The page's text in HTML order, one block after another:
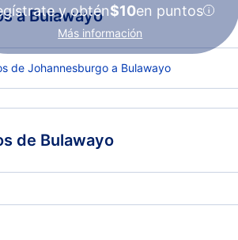
y obtén$10en puntos
Más información
a Bulawayo
de Johannesburgo a Bulawayo
de Bulawayo